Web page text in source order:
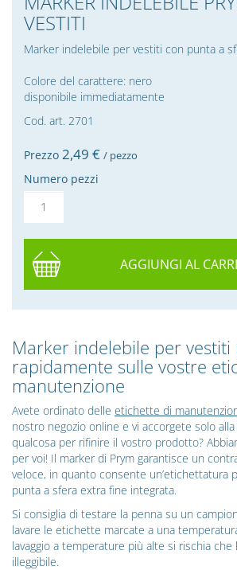
VESTITI
Marker indelebile per vestiti con punta a
Colore del carattere: nero
disponibile immediatamente
Cod. art. 2701
Prezzo 2,49 € / pezzo
Numero pezzi
AGGIUNGI AL
Marker indelebile per vestiti
rapidamente sulle vostre
manutenzione
Avete ordinato delle etichette di
nostro negozio online e vi accorgete solo
qualcosa per rifinire il vostro prodotto?
per voi! Il marker di Prym garantisce un
veloce, in quanto consente un’etichettatura
punta a sfera extra fine integrata.
Si consiglia di testare la penna su un
lavare le etichette marcate a una
lavaggio a temperature più alte si rischia
illeggibile.